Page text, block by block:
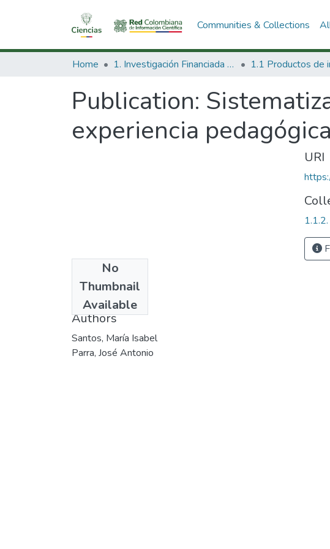
Communities & Collections
Home 1. Investigación Financiada con Recursos Públicos
Publication:
experiencia pedagógica
No
Thumbnail
Available
1997
Authors
Santos, María Isabel
Parra, José Antonio
URI